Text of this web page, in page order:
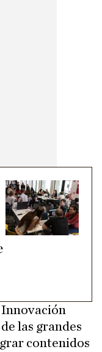
las grandes
contenidos